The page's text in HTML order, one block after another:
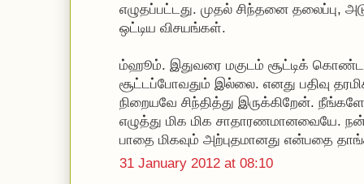
எழுதப்பட்டது. முதல் சிந்தனை தலைப்பு,
ஒட்டிய விசயங்கள்.
ம்ஹூம். இதுவரை மகுடம் சூட்டிக்
சூட்டப்போவதும் இல்லை. எனது பதிவு
நிறையவே சிந்தித்து இருக்கிறேன்.
எழுத்து மிக மிக சாதாரணமானவையே.
பாதை மிகவும் அற்புதமானது என்பதை
31 January 2012 at 08:10